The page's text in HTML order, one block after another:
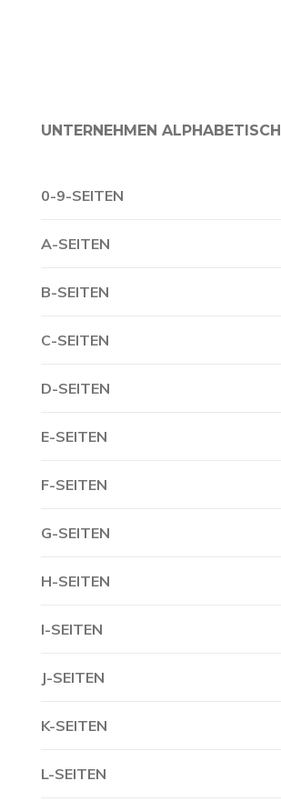
UNTERNEHMEN ALPHABETISCH
0-9-SEITEN
A-SEITEN
B-SEITEN
C-SEITEN
D-SEITEN
E-SEITEN
F-SEITEN
G-SEITEN
H-SEITEN
I-SEITEN
J-SEITEN
K-SEITEN
L-SEITEN